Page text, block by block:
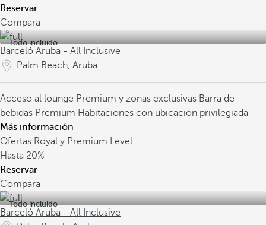
Reservar
Compara
Todo incluido
Barceló Aruba - All Inclusive
Palm Beach, Aruba
Acceso al lounge Premium y zonas exclusivas Barra de
bebidas Premium Habitaciones con ubicación privilegiada
Más información
Ofertas Royal y Premium Level
Hasta 20%
Reservar
Compara
Todo incluido
Barceló Aruba - All Inclusive